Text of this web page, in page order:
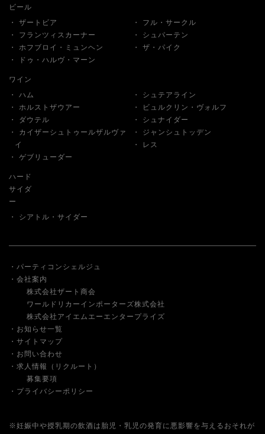
ビール
ザートビア
フル・サークル
フランツィスカーナー
シュパーテン
ホフブロイ・ミュンヘン
ザ・パイク
ドゥ・ハルヴ・マーン
ワイン
ハム
シュテアライン
ホルストザウアー
ビュルクリン・ヴォルフ
ダウテル
シュナイダー
カイザーシュトゥールザルヴァ
イ
ジャンシュトッデン
レス
ゲブリューダー
ハード
サイダ
ー
シアトル・サイダー
パーティコンシェルジュ
会社案内
株式会社ザート商会
ワールドリカーインポーターズ株式会社
株式会社アイエムエーエンタープライズ
お知らせ一覧
サイトマップ
お問い合わせ
求人情報（リクルート）
募集要項
プライバシーポリシー
※妊娠中や授乳期の飲酒は胎児・乳児の発育に悪影響を与えるおそれが